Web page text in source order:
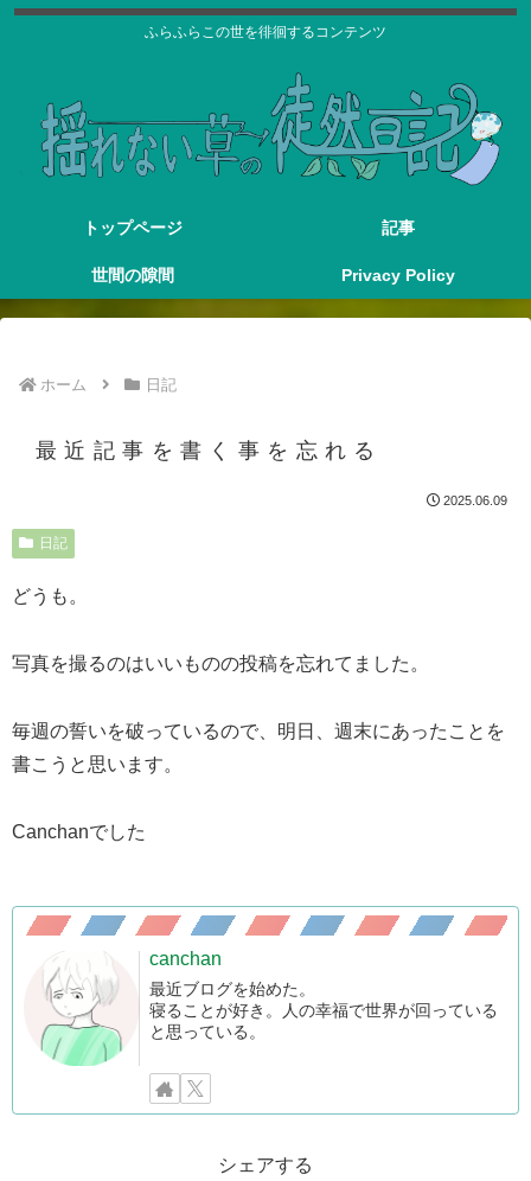
ふらふらこの世を徘徊するコンテンツ
トップページ 記事
世間の隙間 Privacy Policy
ホーム 日記
最近記事を書く事を忘れる
2025.06.09
日記
どうも。
写真を撮るのはいいものの投稿を忘れてました。
毎週の誓いを破っているので、明日、週末にあったことを
書こうと思います。
Canchanでした
canchan
最近ブログを始めた。
寝ることが好き。人の幸福で世界が回っている
と思っている。
シェアする